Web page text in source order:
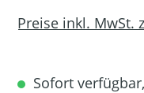
Preise inkl. MwSt.
Sofort